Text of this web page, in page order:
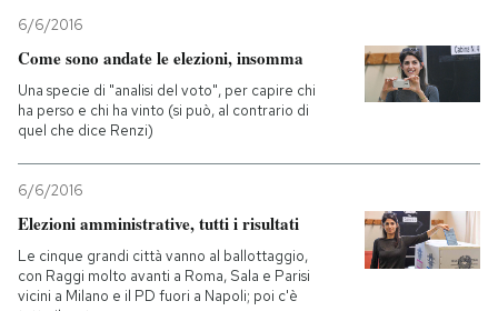
I MIEI PREFERITI
SHOP
CALENDARIO
AREA PERSONALE
Entra
6/6/2016
Come sono andate le elezioni, insomma
Una specie di "analisi del voto", per capire chi
ha perso e chi ha vinto (si può, al contrario di
quel che dice Renzi)
6/6/2016
Elezioni amministrative, tutti i risultati
Le cinque grandi città vanno al ballottaggio,
con Raggi molto avanti a Roma, Sala e Parisi
vicini a Milano e il PD fuori a Napoli; poi c'è